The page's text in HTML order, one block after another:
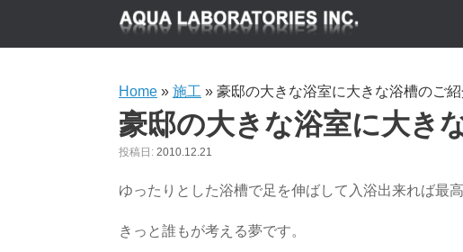
Home » 施工 » 豪邸の大きな浴室に大きな浴槽のご紹
豪邸の大きな浴室に大き
投稿日: 2010.12.21
ゆったりとした浴槽で足を伸ばして入浴出来れば最高
きっと誰もが考える夢です。